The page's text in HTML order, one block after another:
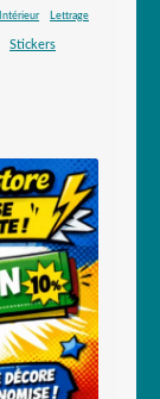
Intérieur Lettrage
Stickers